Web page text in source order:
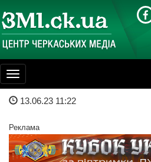
Toggle
navigation
13.06.23 11:22
Реклама